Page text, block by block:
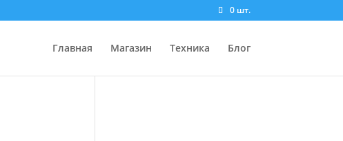
0 шт.
Главная Магазин Техника Блог